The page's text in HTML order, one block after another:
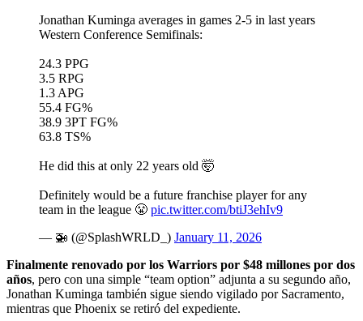
Jonathan Kuminga averages in games 2-5 in last years
Western Conference Semifinals:
24.3 PPG
3.5 RPG
1.3 APG
55.4 FG%
38.9 3PT FG%
63.8 TS%
He did this at only 22 years old 🤯
Definitely would be a future franchise player for any
team in the league 😤 pic.twitter.com/btiJ3ehIv9
— 🚁 (@SplashWRLD_) January 11, 2026
Finalmente renovado por los Warriors por $48 millones por dos
años, pero con una simple “team option” adjunta a su segundo año,
Jonathan Kuminga también sigue siendo vigilado por Sacramento,
mientras que Phoenix se retiró del expediente.